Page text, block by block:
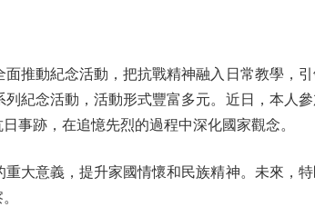
推動紀念活動，把抗戰精神融入日常教學，
紀念活動，活動形式豐富多元。近日，本人
事跡，在追憶先烈的過程中深化國家觀念。
大意義，提升家國情懷和民族精神。未來，